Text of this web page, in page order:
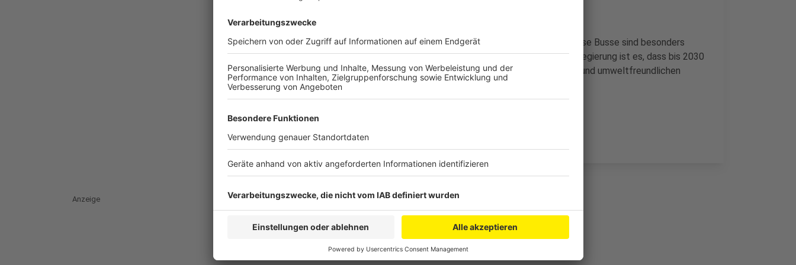
Die RVK will mit den Geld 108 Brennstoffzellenbusse kaufen. Diese Busse sind besonders
leise und produzieren kein klimaschädliches CO . Ziel der Bundesregierung ist es, dass bis 2030
rund 50 Prozent der Stadtbusse in Deutschland mit alternativen und umweltfreundlichen
Antrieben unterwegs sind.
Anzeige